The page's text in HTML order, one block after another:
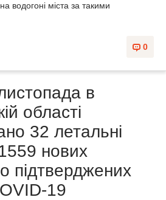
водогоні міста за такими
0
в
області
32 летальні
нових
підтверджених
19